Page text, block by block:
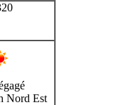
Nord Est